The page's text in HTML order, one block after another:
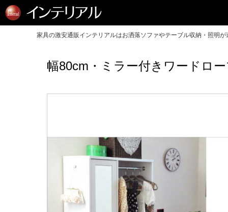
家具の激安通販インテリアルはお洒落ソファやテーブル収納・照明が
幅80cm・ミラー付きワードロ